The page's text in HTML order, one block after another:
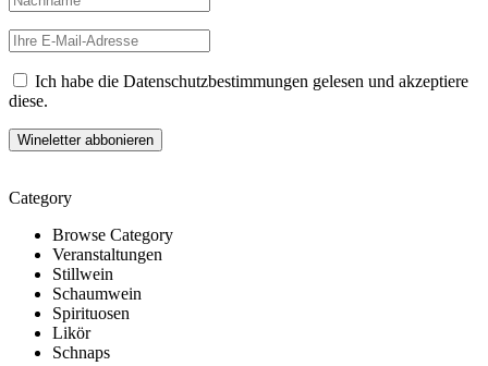
Ich habe die Datenschutzbestimmungen gelesen und akzeptiere
diese.
Category
Browse Category
Veranstaltungen
Stillwein
Schaumwein
Spirituosen
Likör
Schnaps